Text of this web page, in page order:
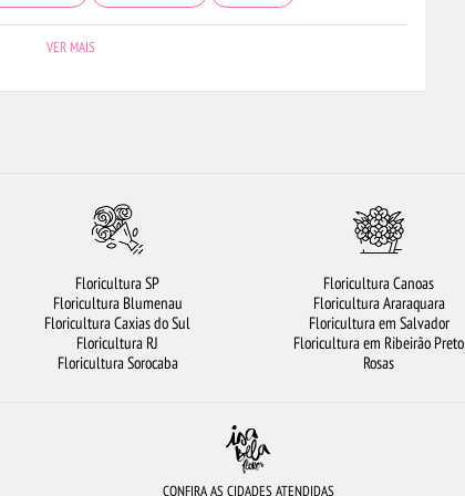
FLORICULTURA CURITIBA
FLORICULTURA JOÃO PESSOA
FLORICULTURA BH FLORICULTURA SANTO ANDRÉ
BUQUÊS DE FLORES MAIS BUSCADOS
FLORICULTURA JUNDIAÍ
VER MAIS
Floricultura SP
Floricultura Blumenau
Floricultura Caxias do Sul
Floricultura RJ
Floricultura Sorocaba
Floricultura Canoas
Floricultura Araraquara
Floricultura em Salvador
Floricultura em Ribeirão Preto
Rosas
CONFIRA AS CIDADES ATENDIDAS